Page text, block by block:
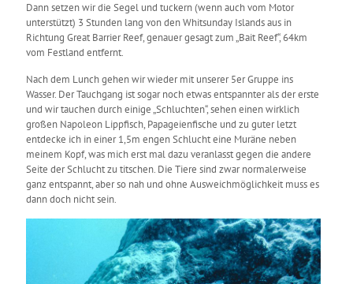
Dann setzen wir die Segel und tuckern (wenn auch vom Motor
unterstützt) 3 Stunden lang von den Whitsunday Islands aus in
Richtung Great Barrier Reef, genauer gesagt zum „Bait Reef“, 64km
vom Festland entfernt.
Nach dem Lunch gehen wir wieder mit unserer 5er Gruppe ins
Wasser. Der Tauchgang ist sogar noch etwas entspannter als der erste
und wir tauchen durch einige „Schluchten“, sehen einen wirklich
großen Napoleon Lippfisch, Papageienfische und zu guter letzt
entdecke ich in einer 1,5m engen Schlucht eine Muräne neben
meinem Kopf, was mich erst mal dazu veranlasst gegen die andere
Seite der Schlucht zu titschen. Die Tiere sind zwar normalerweise
ganz entspannt, aber so nah und ohne Ausweichmöglichkeit muss es
dann doch nicht sein.